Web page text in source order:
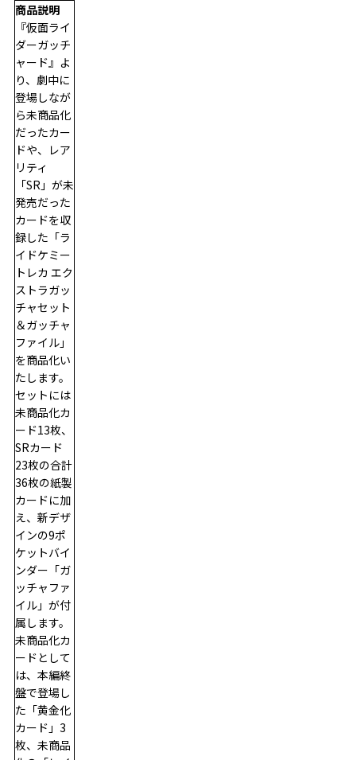
商品説明
『仮面ライ
ダーガッチ
ャード』よ
り、劇中に
登場しなが
ら未商品化
だったカー
ドや、レア
リティ
「SR」が未
発売だった
カードを収
録した「ラ
イドケミー
トレカ エク
ストラガッ
チャセット
＆ガッチャ
ファイル」
を商品化い
たします。
セットには
未商品化カ
ード13枚、
SRカード
23枚の合計
36枚の紙製
カードに加
え、新デザ
インの9ポ
ケットバイ
ンダー「ガ
ッチャファ
イル」が付
属します。
未商品化カ
ードとして
は、本編終
盤で登場し
た「黄金化
カード」3
枚、未商品